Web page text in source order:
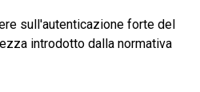
sull'autenticazione forte del
introdotto dalla normativa